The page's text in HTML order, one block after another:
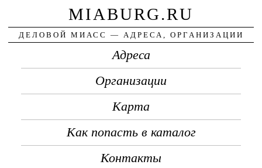
MIABURG.RU
ДЕЛОВОЙ МИАСС — АДРЕСА, ОРГАНИЗАЦИИ
Адреса
Организации
Карта
Как попасть в каталог
Контакты